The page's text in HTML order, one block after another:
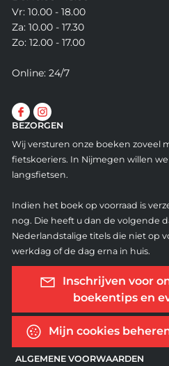
Vr: 10.00 - 18.00
Za: 10.00 - 17.30
Zo: 12.00 - 17.00
Online: 24/7
BEZORGEN
Wij versturen onze boeken zoveel
fietskoeriers. In Nijmegen willen
langsfietsen.
Indien het boek op voorraad is
nog. Die heeft u dan de volgende
Nederlandstalige titels die niet op
werkdag of de dag erna in huis.
Inschrijven voor
boekentips en
Mijn cookies
ALGEMENE VOORWAARDEN